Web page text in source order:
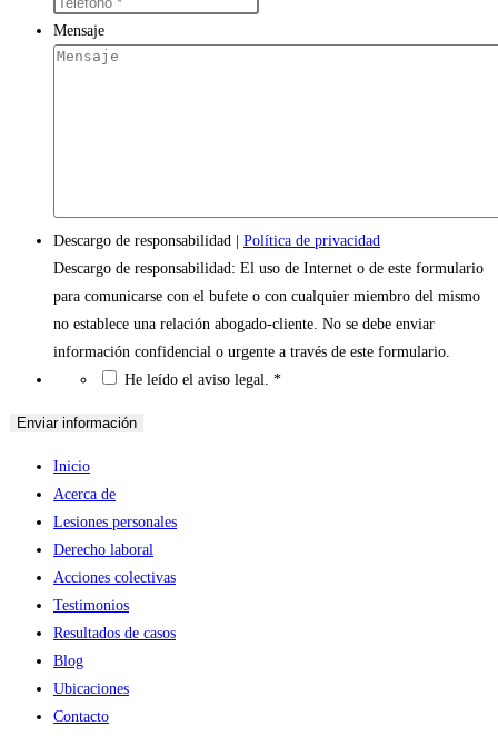
Mensaje
Descargo de responsabilidad | Política de privacidad
Descargo de responsabilidad: El uso de Internet o de este formulario
para comunicarse con el bufete o con cualquier miembro del mismo
no establece una relación abogado-cliente. No se debe enviar
información confidencial o urgente a través de este formulario.
He leído el aviso legal. *
Inicio
Acerca de
Lesiones personales
Derecho laboral
Acciones colectivas
Testimonios
Resultados de casos
Blog
Ubicaciones
Contacto